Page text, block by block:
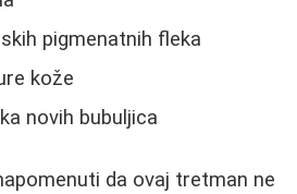
pigmenatnih fleka
kože
novih bubuljica
da ovaj tretman ne